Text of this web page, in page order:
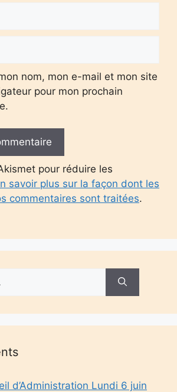
nom, mon e-mail et mon site
pour mon prochain
pour réduire les
savoir plus sur la façon dont les
commentaires sont traitées.
d’Administration Lundi 6 juin